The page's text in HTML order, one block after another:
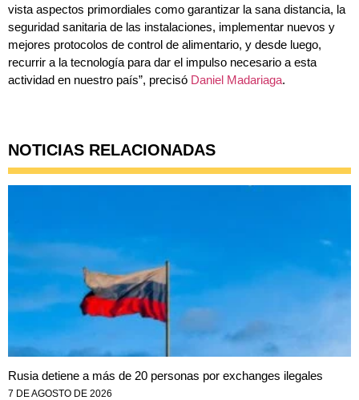
vista aspectos primordiales como garantizar la sana distancia, la
seguridad sanitaria de las instalaciones, implementar nuevos y
mejores protocolos de control de alimentario, y desde luego,
recurrir a la tecnología para dar el impulso necesario a esta
actividad en nuestro país”, precisó Daniel Madariaga.
NOTICIAS RELACIONADAS
Rusia detiene a más de 20 personas por exchanges ilegales
7 DE AGOSTO DE 2026